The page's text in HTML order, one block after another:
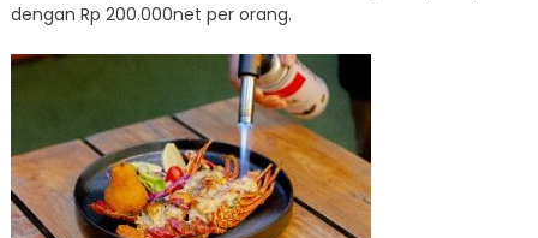
dengan Rp 200.000net per orang.